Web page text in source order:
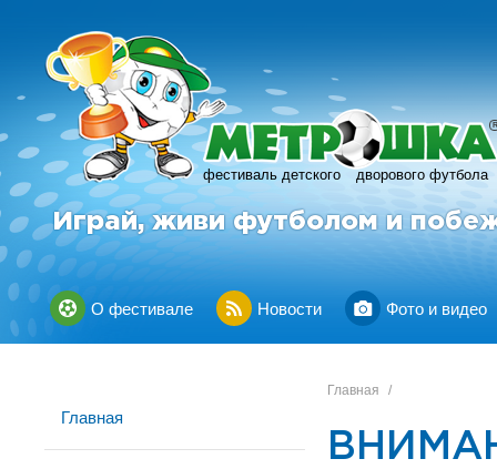
фестиваль детского дворового футбола
R
Играй, живи футболом и
О фестивале Новости Фото и видео
Главная
Главная /